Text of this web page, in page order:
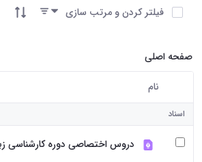
دروس زبان ایتالیایی
آیتم ها را انتخاب کنید
فیلتر کردن و مرتب سازی
صفحه اصلی
کاربر انتخاب شده
نام